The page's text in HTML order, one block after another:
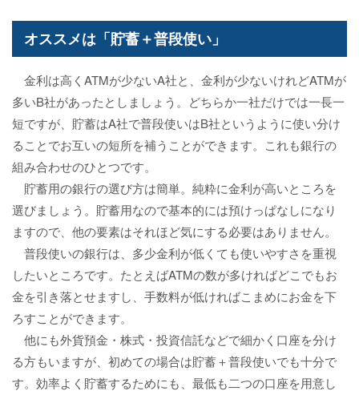
オススメは「貯蓄＋普段使い」
金利は高くATMが少ないA社と、金利が少ないけれどATMが
多いB社があったとしましょう。どちらか一社だけでは一長一
短ですが、貯蓄はA社で普段使いはB社というように使い分け
ることでお互いの短所を補うことができます。これも銀行の
組み合わせのひとつです。
貯蓄用の銀行の選び方は簡単。純粋に金利が高いところを
選びましょう。貯蓄用なので基本的には預けっぱなしになり
ますので、他の要素はそれほど気にする必要はありません。
普段使いの銀行は、多少金利が低くても使いやすさを重視
したいところです。たとえばATMの数が多ければどこでもお
金を引き落とせますし、手数料が低ければこまめにお金を下
ろすことができます。
他にも外貨預金・株式・投資信託などで細かく口座を分け
る方もいますが、初めての場合は貯蓄＋普段使いでも十分で
す。効率よく貯蓄するためにも、最低も二つの口座を用意し